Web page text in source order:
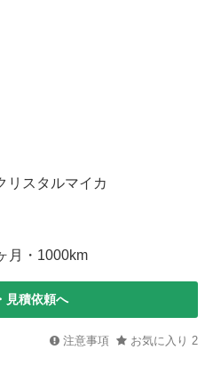
スタルマイカ
・1000km
見積依頼へ
注意事項 お気に入り 2